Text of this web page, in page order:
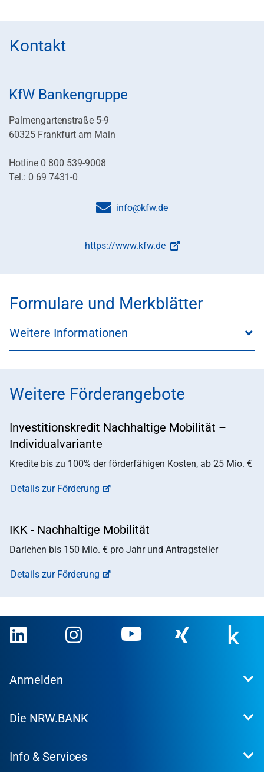
Kontakt
KfW Bankengruppe
Palmengartenstraße 5-9
60325 Frankfurt am Main
Hotline 0 800 539-9008
Tel.: 0 69 7431-0
info@kfw.de
https://www.kfw.de
Formulare und Merkblätter
Weitere Informationen
Weitere Förderangebote
Investitionskredit Nachhaltige Mobilität –
Individualvariante
Kredite bis zu 100% der förderfähigen Kosten, ab 25 Mio. €
Details zur Förderung
IKK - Nachhaltige Mobilität
Darlehen bis 150 Mio. € pro Jahr und Antragsteller
Details zur Förderung
Anmelden
Kundenportal
Die NRW.BANK
Presse
Info & Services